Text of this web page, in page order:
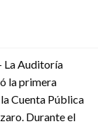
La Auditoría
la primera
Cuenta Pública
Durante el